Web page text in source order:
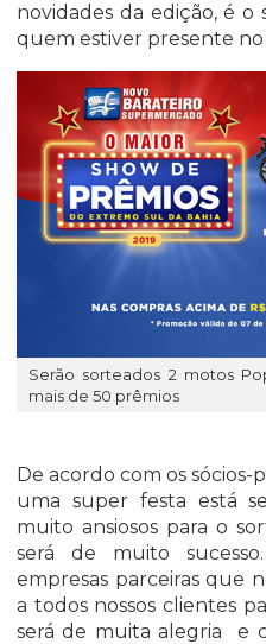
novidades da edição, é o
quem estiver presente no
Serão sorteados 2 motos
mais de 50 prêmios
De acordo com os
uma super festa está
muito ansiosos para o
será de muito
empresas parceiras que
a todos nossos clientes
será de muita alegria e